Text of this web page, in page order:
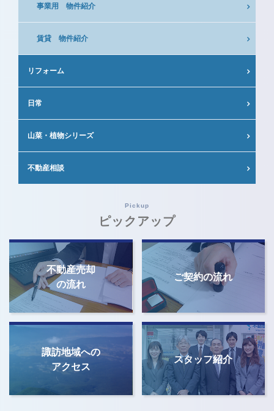
事業用 物件紹介
賃貸 物件紹介
リフォーム
日常
山菜・植物シリーズ
不動産相談
Pickup
ピックアップ
不動産売却
の流れ
ご契約の流れ
諏訪地域への
アクセス
スタッフ紹介